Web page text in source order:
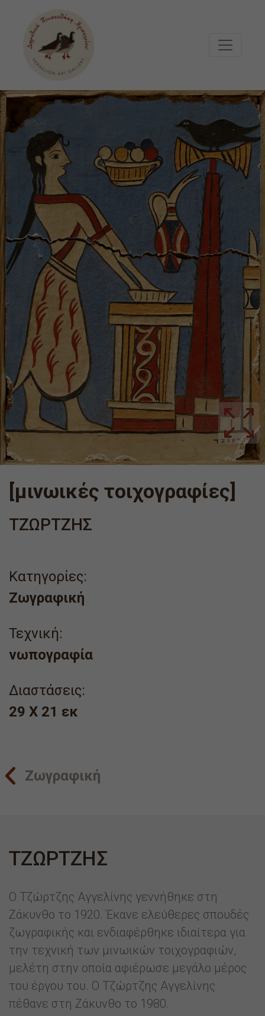
[μινωικές τοιχογραφίες]
ΤΖΩΡΤΖΗΣ
Κατηγορίες:
Ζωγραφική
Τεχνική:
νωπογραφία
Διαστάσεις:
29 X 21 εκ
Ζωγραφική
ΤΖΩΡΤΖΗΣ
Ο Τζώρτζης Αγγελίνης γεννήθηκε στη
Ζάκυνθο το 1920. Έκανε ελεύθερες σπουδές
ζωγραφικής και ενδιαφέρθηκε ιδιαίτερα για
την τεχνική των μινωικών τοιχογραφιών,
μελέτη στην οποία αφιέρωσε μεγάλο μέρος
του έργου του. Ο Τζώρτζης Αγγελίνης
πέθανε στη Ζάκυνθο το 1980.